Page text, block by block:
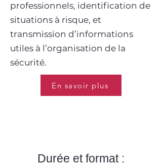
professionnels, identification de
situations à risque, et
transmission d’informations
utiles à l’organisation de la
sécurité.
En savoir plus
Durée et format :